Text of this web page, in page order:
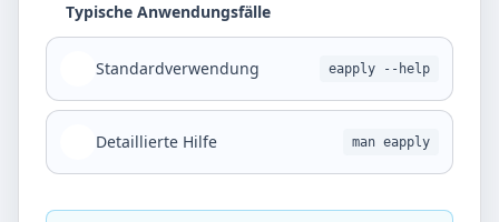
Typische Anwendungsfälle
Standardverwendung eapply --help
Detaillierte Hilfe man eapply